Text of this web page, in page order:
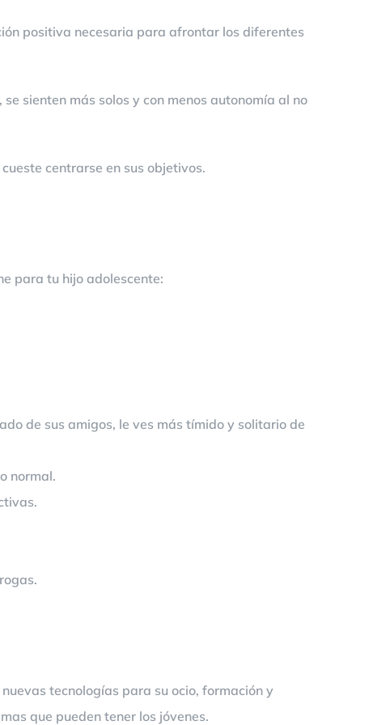
positiva necesaria para afrontar los diferentes
sienten más solos y con menos autonomía al no
centrarse en sus objetivos.
para tu hijo adolescente:
de sus amigos, le ves más tímido y solitario de
normal.
tecnologías para su ocio, formación y
que pueden tener los jóvenes.